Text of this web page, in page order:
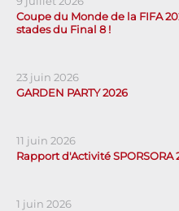
Coupe du Monde de la FIFA
stades du Final 8 !
23 juin 2026
GARDEN PARTY 2026
11 juin 2026
Rapport d'Activité SPORSORA
1 juin 2026